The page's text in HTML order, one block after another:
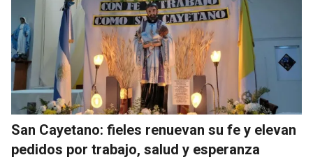
San Cayetano: fieles renuevan su fe y elevan
pedidos por trabajo, salud y esperanza